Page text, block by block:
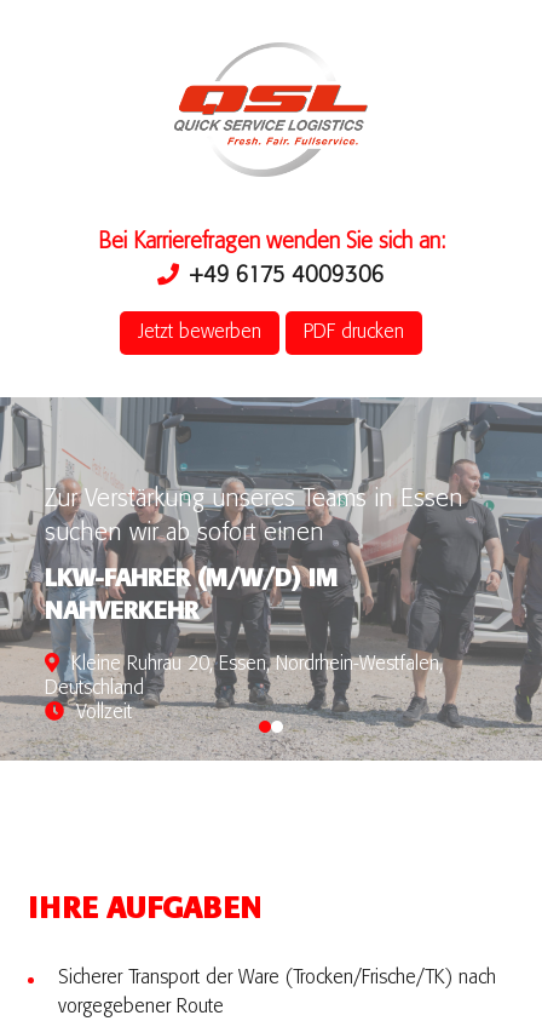
Bei Karrierefragen wenden Sie sich an:
+49 6175 4009306
Jetzt bewerben PDF drucken
Zur Verstärkung unseres Teams in Essen
suchen wir ab sofort einen
LKW-FAHRER (M/W/D) IM
NAHVERKEHR
Kleine Ruhrau 20, Essen, Nordrhein-Westfalen,
Deutschland
Vollzeit
IHRE AUFGABEN
Sicherer Transport der Ware (Trocken/Frische/TK) nach
vorgegebener Route